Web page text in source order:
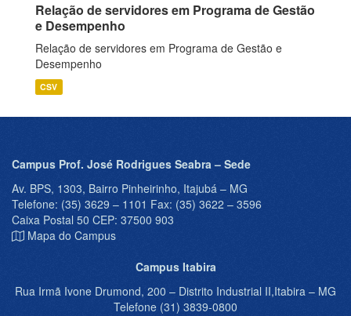
Relação de servidores em Programa de Gestão
e Desempenho
Relação de servidores em Programa de Gestão e
Desempenho
CSV
Campus Prof. José Rodrigues Seabra – Sede
Av. BPS, 1303, Bairro Pinheirinho, Itajubá – MG
Telefone: (35) 3629 – 1101 Fax: (35) 3622 – 3596
Caixa Postal 50 CEP: 37500 903
Mapa do Campus
Campus Itabira
Rua Irmã Ivone Drumond, 200 – Distrito Industrial II,Itabira – MG
Telefone (31) 3839-0800